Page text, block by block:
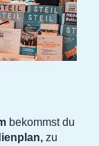
bekommst du
zu